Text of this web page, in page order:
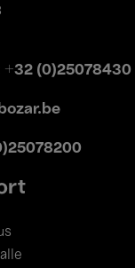
+32 (0)25078430